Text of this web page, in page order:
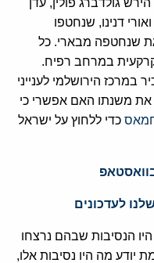
גולדברג פולין, עדן
דנינו, שנחטפו
שנחטפה מבארי. כל
במרחב רפיח.
במרכז הירושלמי לענייני
את משנתו האם אפשרי כי
כדי ללחוץ על ישראל
לעדכונים
הנסיבות שבהם נרצחו
יודע מה היו נסיבות אלו,